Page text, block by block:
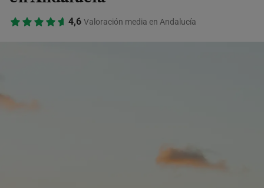
4,6 Valoración media en Andalucía